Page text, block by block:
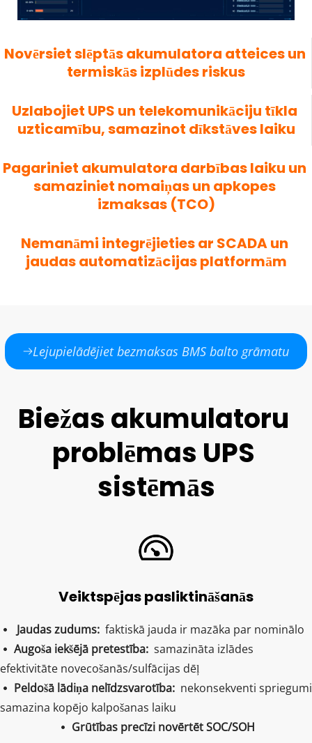
Novērsiet slēptās akumulatora atteices un
termiskās izplūdes riskus
Uzlabojiet UPS un telekomunikāciju tīkla
uzticamību, samazinot dīkstāves laiku
Pagariniet akumulatora darbības laiku un
samaziniet nomaiņas un apkopes
izmaksas (TCO)
Nemanāmi integrējieties ar SCADA un
jaudas automatizācijas platformām
Lejupielādējiet bezmaksas BMS balto grāmatu
Biežas akumulatoru
problēmas UPS
sistēmās
Veiktspējas pasliktināšanās
 Jaudas zudums: faktiskā jauda ir mazāka par nominālo
 Augoša iekšējā pretestība: samazināta izlādes
efektivitāte novecošanās/sulfācijas dēļ
 Peldošā lādiņa nelīdzsvarotība: nekonsekventi spriegumi
samazina kopējo kalpošanas laiku
 Grūtības precīzi novērtēt SOC/SOH